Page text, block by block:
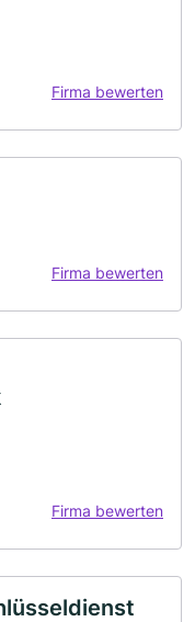
Firma bewerten
Firma bewerten
Firma bewerten